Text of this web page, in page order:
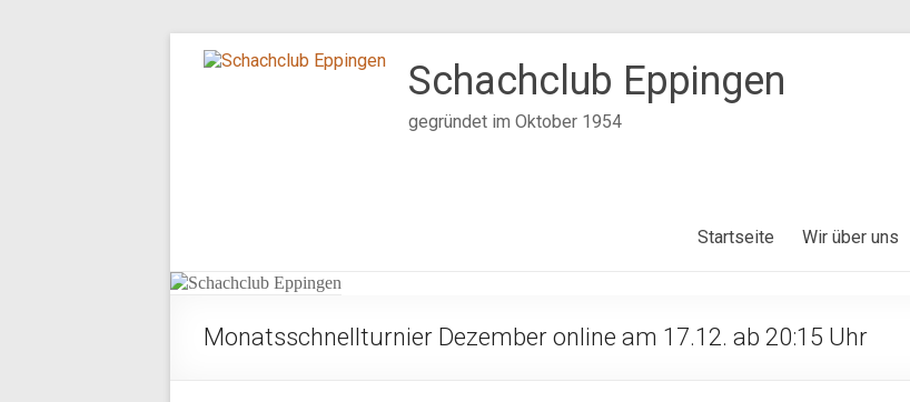
Inhalt
Schachclub Eppingen
gegründet im Oktober 1954
Startseite Wir über uns
Monatsschnellturnier Dezember online am 17.12. ab 20:15 Uhr